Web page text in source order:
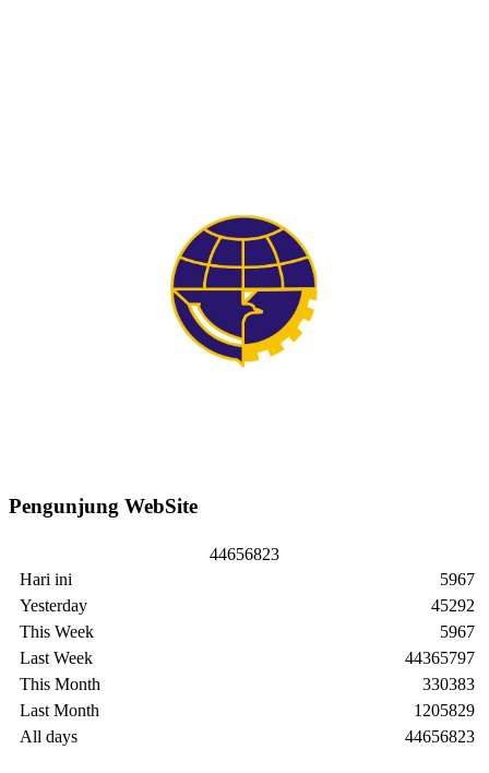
Pengunjung WebSite
44656823
Hari ini
Yesterday
This Week
Last Week
This Month
Last Month
All days
5967
45292
5967
44365797
330383
1205829
44656823